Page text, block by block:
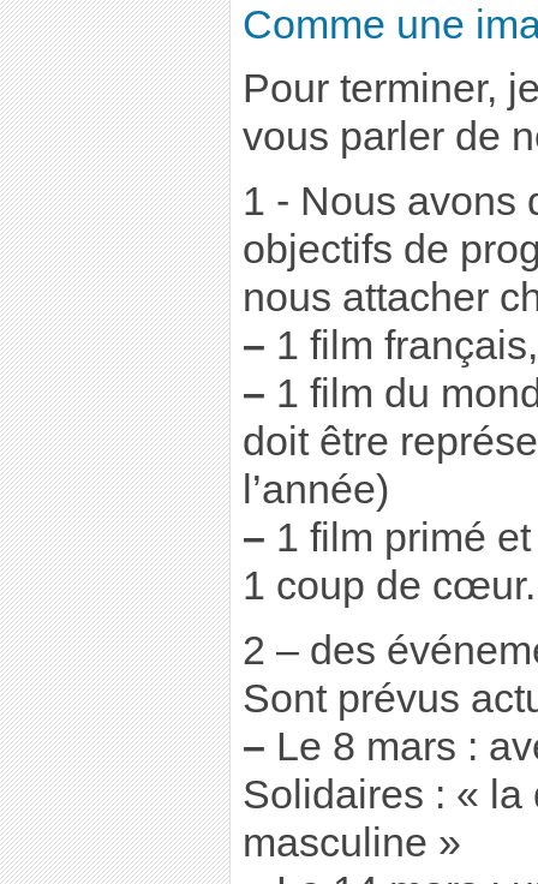
Comme une
Pour terminer,
vous parler de
1 - Nous avons
objectifs de
nous attacher
– 1 film français,
– 1 film du
doit être
l’année)
– 1 film primé
1 coup de cœur.
2 – des
Sont prévus
– Le 8 mars :
Solidaires : « la
masculine »